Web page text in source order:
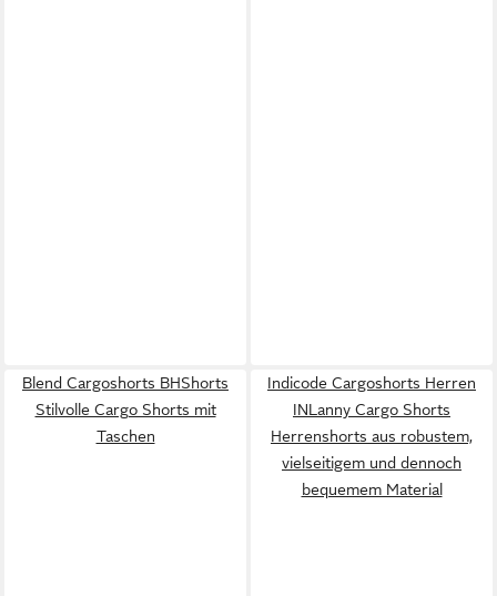
Blend Cargoshorts BHShorts
Stilvolle Cargo Shorts mit
Taschen
Indicode Cargoshorts Herren
INLanny Cargo Shorts
Herrenshorts aus robustem,
vielseitigem und dennoch
bequemem Material